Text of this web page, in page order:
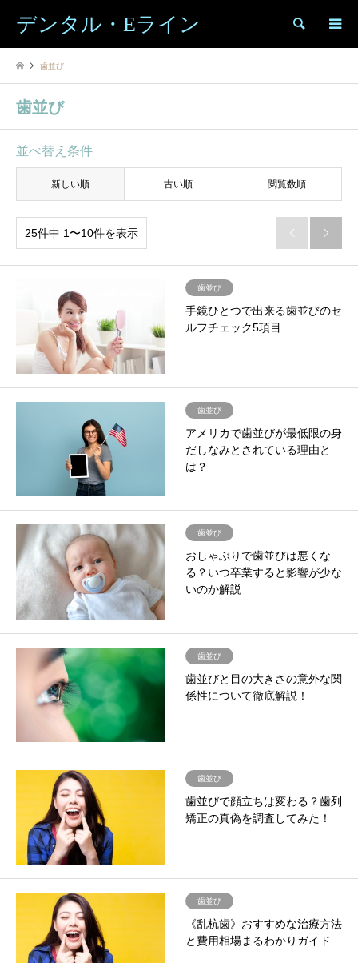
デンタル・Eライン 検索
歯並び
歯並び
並べ替え条件
新しい順 古い順 閲覧数順
25件中 1〜10件を表示  
歯並び
手鏡ひとつで出来る歯並びのセ
ルフチェック5項目
歯並び
アメリカで歯並びが最低限の身
だしなみとされている理由と
は？
歯並び
おしゃぶりで歯並びは悪くな
る？いつ卒業すると影響が少な
いのか解説
歯並び
歯並びと目の大きさの意外な関
係性について徹底解説！
歯並び
歯並びで顔立ちは変わる？歯列
矯正の真偽を調査してみた！
歯並び
《乱杭歯》おすすめな治療方法
と費用相場まるわかりガイド